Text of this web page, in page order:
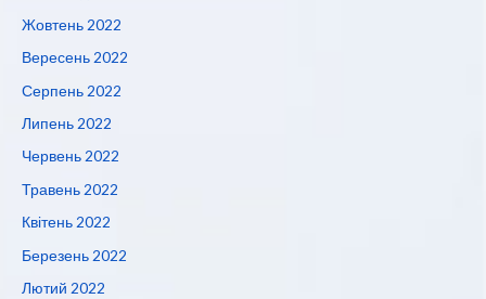
Жовтень 2022
Вересень 2022
Серпень 2022
Липень 2022
Червень 2022
Травень 2022
Квітень 2022
Березень 2022
Лютий 2022